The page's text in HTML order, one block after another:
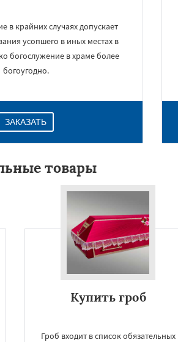
в крайних случаях допускает
усопшего в иных местах в
богослужение в храме более
богоугодно.
ЗАКАЗАТЬ
товары
Купить гроб
Гроб входит в список обязательных
обработку персональных данных